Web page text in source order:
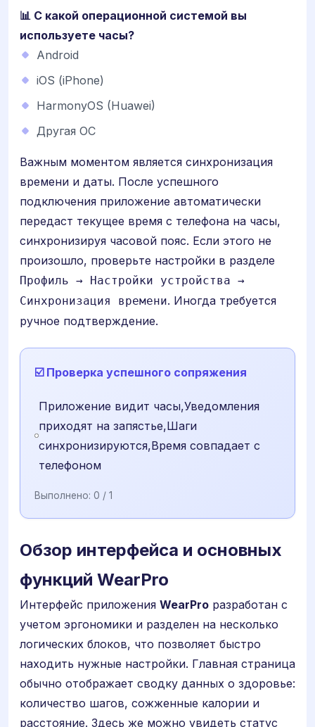
📊 С какой операционной системой вы
используете часы?
Android
iOS (iPhone)
HarmonyOS (Huawei)
Другая ОС
Важным моментом является синхронизация
времени и даты. После успешного
подключения приложение автоматически
передаст текущее время с телефона на часы,
синхронизируя часовой пояс. Если этого не
произошло, проверьте настройки в разделе
Профиль → Настройки устройства →
Синхронизация времени. Иногда требуется
ручное подтверждение.
☑️ Проверка успешного сопряжения
Приложение видит часы,Уведомления
приходят на запястье,Шаги
синхронизируются,Время совпадает с
телефоном
Выполнено: 0 / 1
Обзор интерфейса и основных
функций WearPro
Интерфейс приложения WearPro разработан с
учетом эргономики и разделен на несколько
логических блоков, что позволяет быстро
находить нужные настройки. Главная страница
обычно отображает сводку данных о здоровье:
количество шагов, сожженные калории и
расстояние. Здесь же можно увидеть статус